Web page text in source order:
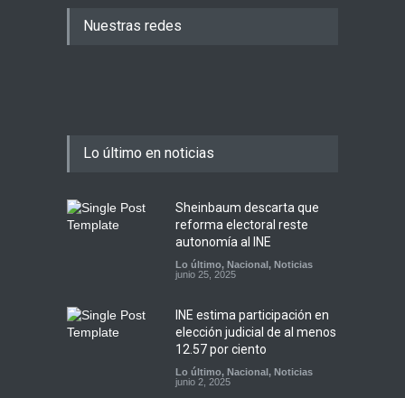
Nuestras redes
Lo último en noticias
Sheinbaum descarta que
reforma electoral reste
autonomía al INE
Lo último, Nacional, Noticias
junio 25, 2025
INE estima participación en
elección judicial de al menos
12.57 por ciento
Lo último, Nacional, Noticias
junio 2, 2025